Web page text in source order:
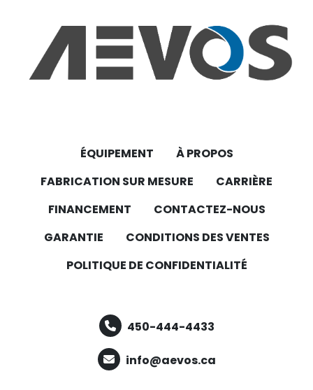
ÉQUIPEMENT
À PROPOS
FABRICATION SUR MESURE
CARRIÈRE
FINANCEMENT
CONTACTEZ-NOUS
GARANTIE
CONDITIONS DES VENTES
POLITIQUE DE CONFIDENTIALITÉ
450-444-4433
info@aevos.ca